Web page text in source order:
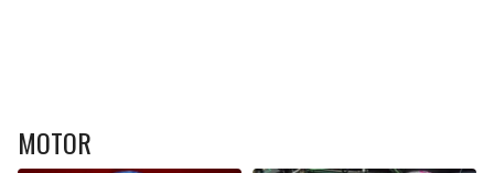
MOTOR